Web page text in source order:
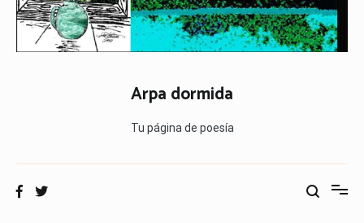
Arpa dormida
Tu página de poesía